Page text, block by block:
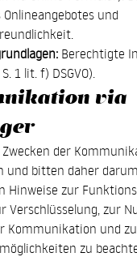
Onlineangebotes und
Berechtigte
1 lit. f) DSGVO).
via
der
und bitten daher
Hinweise zur
Verschlüsselung, zur
Kommunikation und
zu